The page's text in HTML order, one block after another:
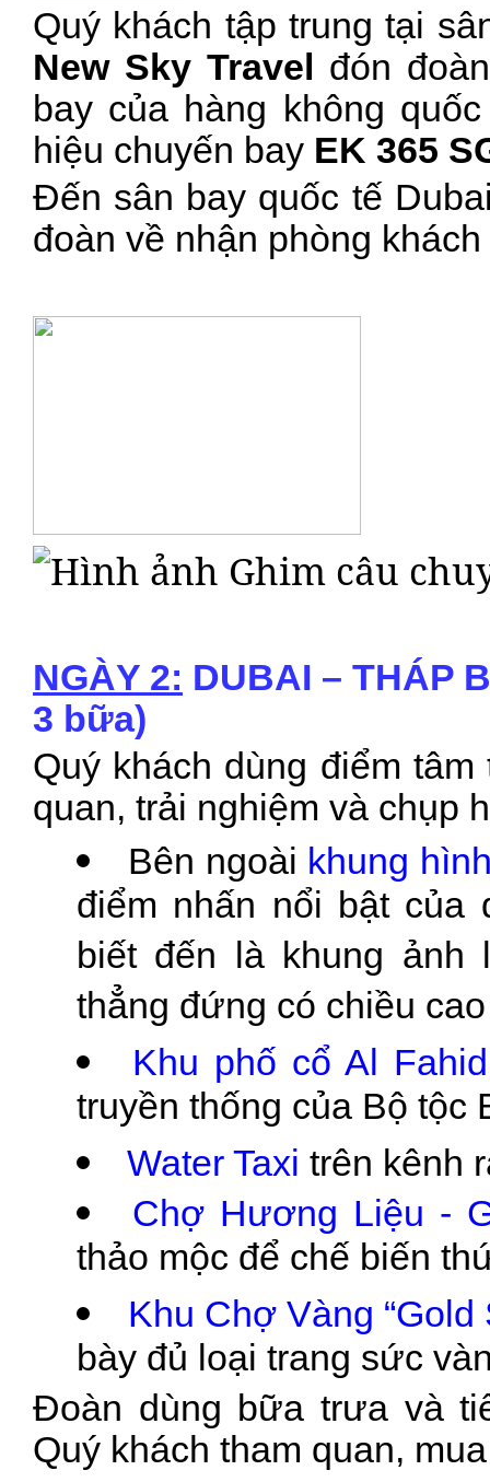
Quý khách tập trung tại
New Sky Travel
đón
bay của hàng không
hiệu chuyến bay EK 365
Đến sân bay quốc tế
đoàn về nhận phòng
NGÀY 2: DUBAI – THÁP
3 bữa)
Quý khách dùng điểm
quan, trải nghiệm và chụp
Bên ngoài khung
điểm nhấn nổi bật
biết đến là khung
thẳng đứng có chiều
Khu phố cổ Al
truyền thống của Bộ
Water Taxi trên kênh
Chợ Hương Liệu -
thảo mộc để chế biến
Khu Chợ Vàng “Gold
bày đủ loại trang sức
Đoàn dùng bữa trưa và
Quý khách tham quan,